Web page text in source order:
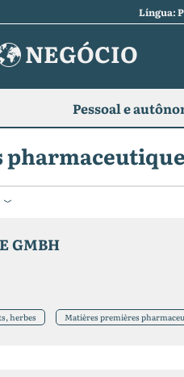
Língua:
NEGÓCIO
Pessoal e
GMBH
herbes Matières premières